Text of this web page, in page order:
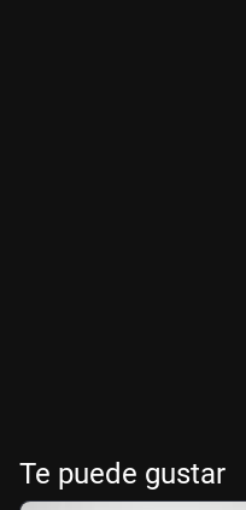
Te puede gustar